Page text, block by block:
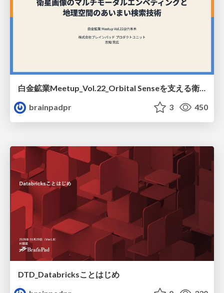
白金鉱業Meetup_Vol.22_Orbital Senseを支える衛星画像のマルチモーダルエンベディングと地理空間のあいまい検索技術
brainpadpr
3 450
DTD_Databricksことはじめ